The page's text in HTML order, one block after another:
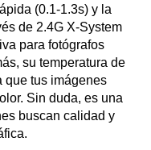
(0.1-1.3s) y la
de 2.4G X-System
para fotógrafos
su temperatura de
que tus imágenes
Sin duda, es una
buscan calidad y